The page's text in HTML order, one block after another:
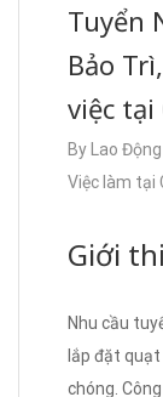
Tuyển
Bảo
việc tại
By Lao
Việc làm tại
Giới
Nhu cầu
lắp đặt
chóng.